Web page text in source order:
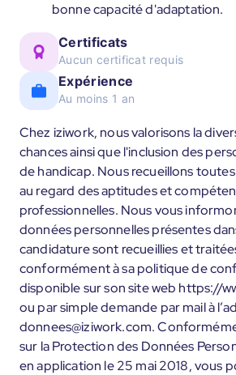
bonne capacité d'adaptation.
Certificats
Aucun certificat requis
Expérience
Au moins 1 an
Chez iziwork, nous valorisons la
chances ainsi que l'inclusion des
de handicap. Nous recueillons
au regard des aptitudes et
professionnelles. Nous vous
données personnelles présentes
candidature sont recueillies et
conformément à sa politique de
disponible sur son site web https://
ou par simple demande par mail à
donnees@iziwork.com.
sur la Protection des Données
en application le 25 mai 2018, vous